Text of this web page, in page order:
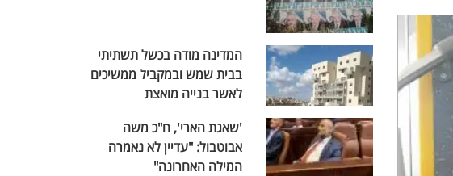
המדינה מודה בכשל תשתיתי
בבית שמש ובמקביל ממשיכים
לאשר בנייה מואצת
'שאגת הארי', ח"כ משה
אבוטבול: "עדיין לא נאמרה
המילה האחרונה"